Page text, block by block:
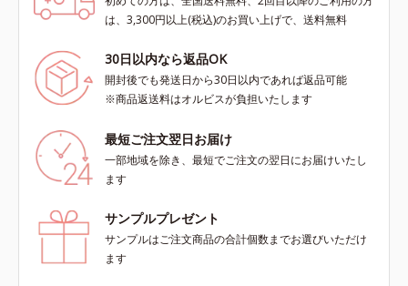
は、3,300円以上(税込)のお買い上げで、送料無料
30日以内なら返品OK
開封後でも発送日から30日以内であれば返品可能
※商品返送料はオルビスが負担いたします
最短ご注文翌日お届け
一部地域を除き、最短でご注文の翌日にお届けいたし
ます
サンプルプレゼント
サンプルはご注文商品の合計個数までお選びいただけ
ます